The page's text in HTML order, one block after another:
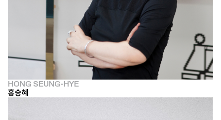
HONG SEUNG-HYE
홍승혜